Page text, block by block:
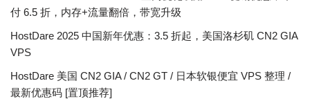
付 6.5 折，内存+流量翻倍，带宽升级
HostDare 2025 中国新年优惠：3.5 折起，美国洛杉矶 CN2 GIA
VPS
HostDare 美国 CN2 GIA / CN2 GT / 日本软银便宜 VPS 整理 /
最新优惠码 [置顶推荐]